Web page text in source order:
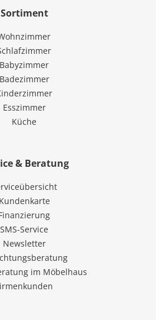
Sortiment
Babyzimmer
Badezimmer
Esszimmer
Küche
& Beratung
Kundenkarte
SMS-Service
Newsletter
im Möbelhaus